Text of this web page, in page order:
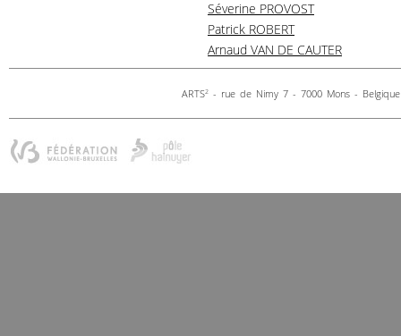
Séverine PROVOST
Patrick ROBERT
Arnaud VAN DE CAUTER
ARTS2 - rue de Nimy 7 - 7000 Mons -